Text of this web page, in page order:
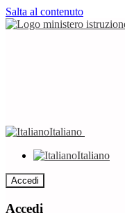
Salta al contenuto
Italiano
Italiano
Accedi
Accedi